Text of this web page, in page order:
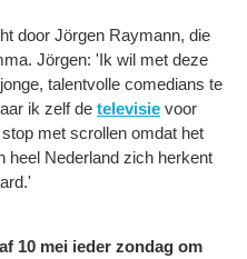
door Jörgen Raymann, die
Jörgen: 'Ik wil met deze
talentvolle comedians te
ik zelf de televisie voor
met scrollen omdat het
heel Nederland zich herkent
10 mei ieder zondag om